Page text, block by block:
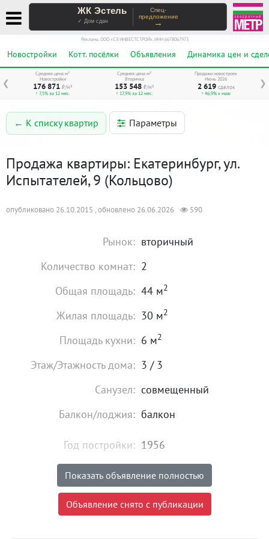
ЖК Эстель
✓ Дом сдан
Спец-
предложение
→
Реклама. ООО «СЗ ИНВЕСТСТРОЙ», ИНН 6678067973
Новостройки Котт. посёлки Объявления Динамика цен и
❮ ❯
Средняя цена м²
Новостройки
176 871 ₽/м²
↑ 7,5% за 12 мес.
Средняя цена м²
Вторичка
153 548 ₽/м²
↑ 17,9% за 12 мес.
Продажи новостроек
Июнь 2026
2 619 сделок
↑ 46,9% к маю
← К списку квартир Параметры
Продажа квартиры: Екатеринбург, ул.
Испытателей, 9 (Кольцово)
опубликовано 26.10.2015 , обновлено 26.06.2026 590
Рынок: вторичный
Количество комнат: 2
Общая площадь: 44 м2
Жилая площадь: 30 м2
Площадь кухни: 6 м2
Этаж/Этажность дома: 3 / 3
Санузел: совмещенный
Балкон/лоджия: балкон
Год постройки: 1956
Материал стен:
Состояние: удовлетворительное
Показать объявление полностью
Объявление снято с публикации